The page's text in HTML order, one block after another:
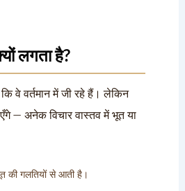
लगता है?
वे वर्तमान में जी रहे हैं। लेकिन
— अनेक विचार वास्तव में भूत या
की गलतियों से आती है।